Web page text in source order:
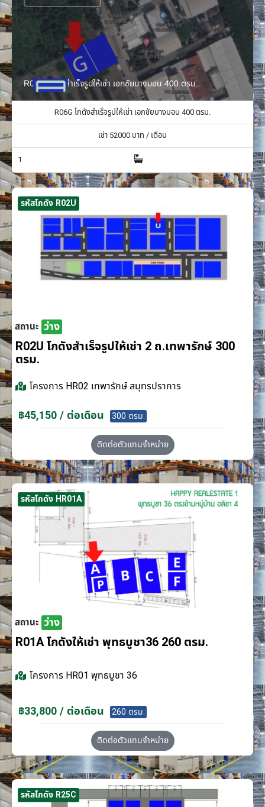
R06G โกดังสำเร็จรูปให้เช่า เอกชัยบางบอน 400 ตรม.
R06G โกดังสำเร็จรูปให้เช่า เอกชัยบางบอน 400 ตรม.
เช่า 52000 บาท / เดือน
1
รหัสโกดัง R02U
สถานะ ว่าง
R02U โกดังสำเร็จรูปให้เช่า 2 ถ.เทพารักษ์ 300
ตรม.
โครงการ HR02 เทพารักษ์ สมุทรปราการ
฿45,150 / ต่อเดือน 300 ตรม.
ติดต่อตัวแทนจำหน่าย
รหัสโกดัง HR01A
สถานะ ว่าง
R01A โกดังให้เช่า พุทธบูชา36 260 ตรม.
โครงการ HR01 พุทธบูชา 36
฿33,800 / ต่อเดือน 260 ตรม.
ติดต่อตัวแทนจำหน่าย
รหัสโกดัง R25C